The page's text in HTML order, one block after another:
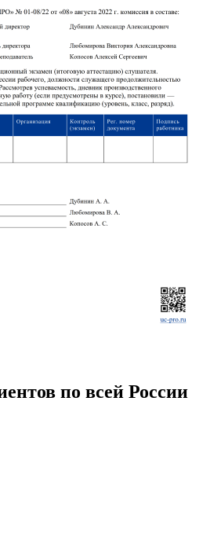
по всей России